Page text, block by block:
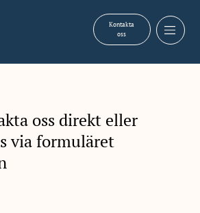
Kontakta
oss
oss direkt eller
via formuläret